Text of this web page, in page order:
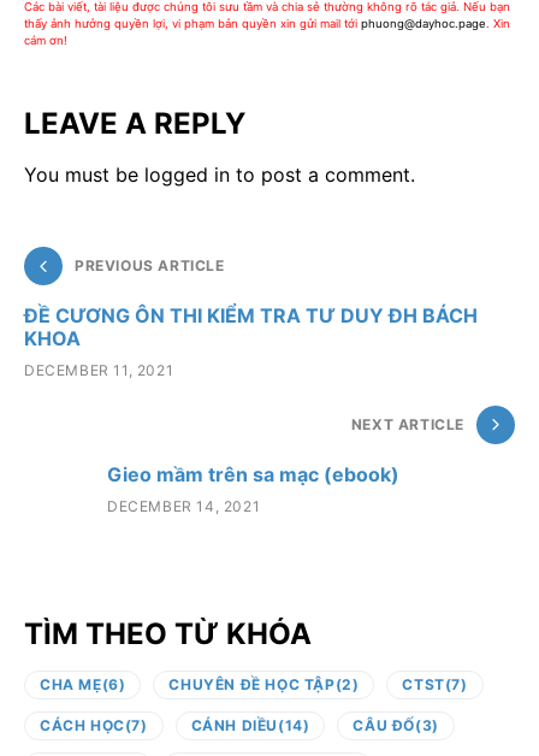
Các bài viết, tài liệu được chúng tôi sưu tầm và chia sẻ thường không rõ tác giả. Nếu bạn
thấy ảnh hưởng quyền lợi, vi phạm bản quyền xin gửi mail tới phuong@dayhoc.page . Xin
cám ơn!
LEAVE A REPLY
You must be logged in to post a comment.
PREVIOUS ARTICLE
ĐỀ CƯƠNG ÔN THI KIỂM TRA TƯ DUY ĐH BÁCH
KHOA
DECEMBER 11, 2021
NEXT ARTICLE
Gieo mầm trên sa mạc (ebook)
DECEMBER 14, 2021
TÌM THEO TỪ KHÓA
CHA MẸ(6) CHUYÊN ĐỀ HỌC TẬP(2) CTST(7)
CÁCH HỌC(7) CÁNH DIỀU (14) CÂU ĐỐ(3)